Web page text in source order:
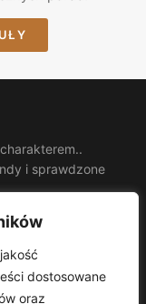
dostosowane
oraz
i sprawdzone